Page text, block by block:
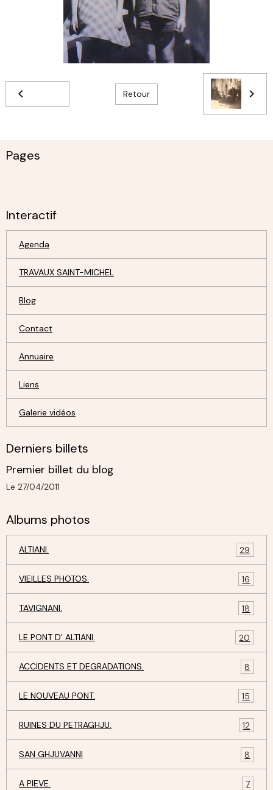
Retour
Pages
Interactif
Agenda
TRAVAUX SAINT-MICHEL
Blog
Contact
Annuaire
Liens
Galerie vidéos
Derniers billets
Premier billet du blog
Le 27/04/2011
Albums photos
ALTIANI. 29
VIEILLES PHOTOS. 16
TAVIGNANI. 18
LE PONT D' ALTIANI. 20
ACCIDENTS ET DEGRADATIONS. 8
LE NOUVEAU PONT. 15
RUINES DU PETRAGHJU. 12
SAN GHJUVANNI 8
A PIEVE. 7